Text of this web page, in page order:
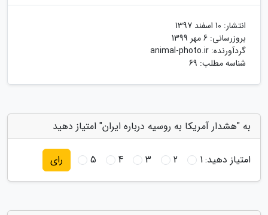
انتشار: 10 اسفند 1397
بروزرسانی: 6 مهر 1399
گردآورنده: animal-photo.ir
شناسه مطلب: 69
به "هشدار آمریکا به روسیه درباره ایران" امتیاز دهید
امتیاز دهید:1
2
3
4
5 رای